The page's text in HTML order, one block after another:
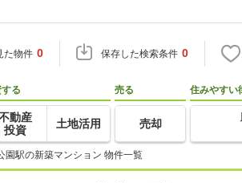
た物件 0 保存した検索条件 0
る
動産
投資
土地活用
売る
売却
住みやすい
園駅の新築マンション 物件一覧